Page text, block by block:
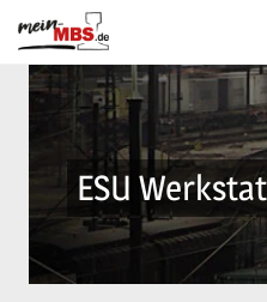
ESU